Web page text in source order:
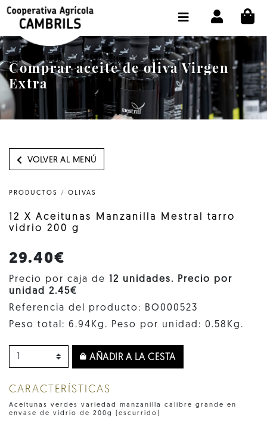
Comprar aceite de oliva Virgen
Extra
VOLVER AL MENÚ
PRODUCTOS / OLIVAS
12 X Aceitunas Manzanilla Mestral tarro
vidrio 200 g
29.40€
Precio por caja de
12 unidades. Precio por
unidad 2.45€
Referencia del producto: BO000523
Peso total: 6.94Kg. Peso por unidad: 0.58Kg.
AÑADIR A LA CESTA
CARACTERÍSTICAS
Aceitunas verdes variedad manzanilla calibre grande en
envase de vidrio de 200g (escurrido)
TIENDA COMPRA ONLINE
LA COOPERATIVA
OLEOTOUR
PRODUCTOS
NUESTRO ACEITE
SELECCIONAR IDIOMA : ES